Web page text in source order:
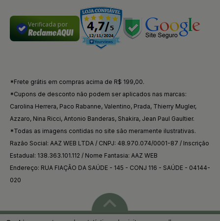
Verificada por
*Frete grátis em compras acima de R$ 199,00.
*Cupons de desconto não podem ser aplicados nas marcas:
Carolina Herrera, Paco Rabanne, Valentino, Prada, Thierry Mugler,
Azzaro, Nina Ricci, Antonio Banderas, Shakira, Jean Paul Gaultier.
*Todas as imagens contidas no site são meramente ilustrativas.
Razão Social: AAZ WEB LTDA / CNPJ: 48.970.074/0001-87 / Inscrição
Estadual: 138.363.101.112 / Nome Fantasia: AAZ WEB
Endereço: RUA FIAÇÃO DA SAÚDE - 145 - CONJ 116 - SAÚDE - 04144-
020